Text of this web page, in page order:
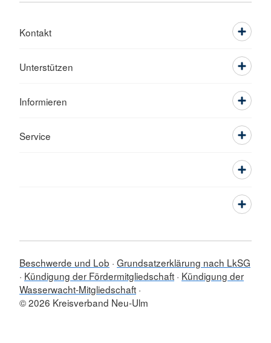
Kontakt
Unterstützen
Informieren
Service
Beschwerde und Lob Grundsatzerklärung nach LkSG
Kündigung der Fördermitgliedschaft Kündigung der
Wasserwacht-Mitgliedschaft
© 2026 Kreisverband Neu-Ulm